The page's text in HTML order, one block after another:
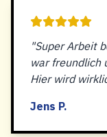
"Super Arbeit
war freundlich
Hier wird
Jens P.